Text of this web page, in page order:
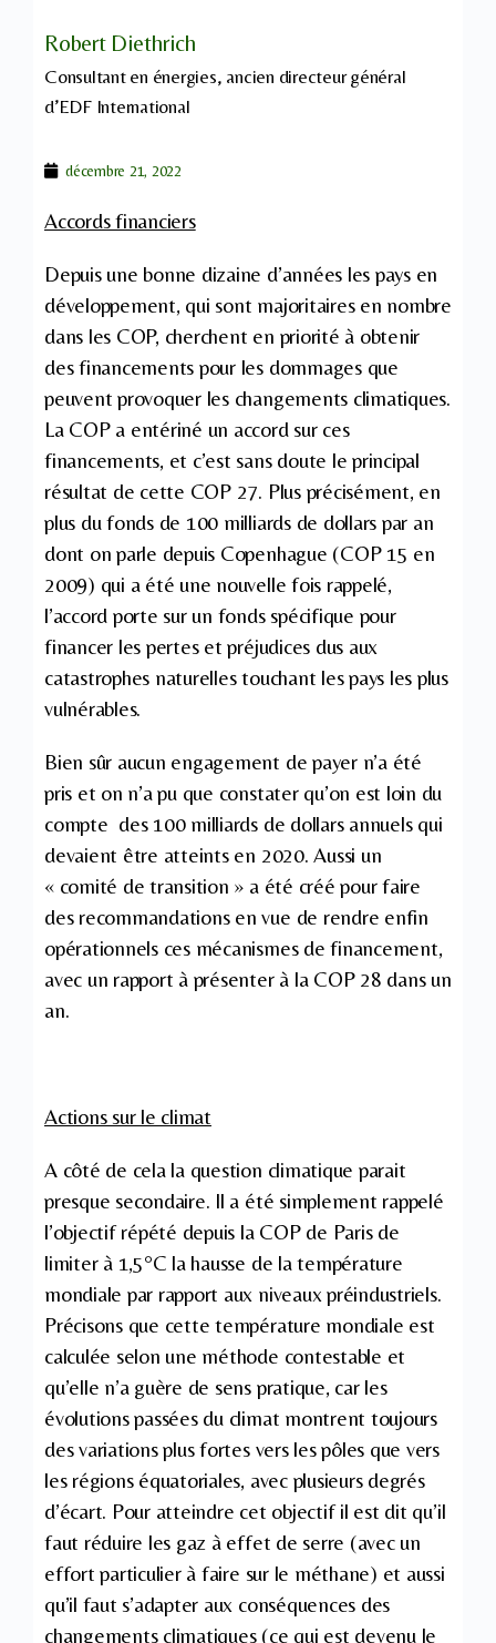
Robert Diethrich
Consultant en énergies, ancien directeur général
d’EDF International
décembre 21, 2022
Accords financiers
Depuis une bonne dizaine d’années les pays en
développement, qui sont majoritaires en nombre
dans les COP, cherchent en priorité à obtenir
des financements pour les dommages que
peuvent provoquer les changements climatiques.
La COP a entériné un accord sur ces
financements, et c’est sans doute le principal
résultat de cette COP 27. Plus précisément, en
plus du fonds de 100 milliards de dollars par an
dont on parle depuis Copenhague (COP 15 en
2009) qui a été une nouvelle fois rappelé,
l’accord porte sur un fonds spécifique pour
financer les pertes et préjudices dus aux
catastrophes naturelles touchant les pays les plus
vulnérables.
Bien sûr aucun engagement de payer n’a été
pris et on n’a pu que constater qu’on est loin du
compte des 100 milliards de dollars annuels qui
devaient être atteints en 2020. Aussi un
« comité de transition » a été créé pour faire
des recommandations en vue de rendre enfin
opérationnels ces mécanismes de financement,
avec un rapport à présenter à la COP 28 dans un
an.
Actions sur le climat
A côté de cela la question climatique parait
presque secondaire. Il a été simplement rappelé
l’objectif répété depuis la COP de Paris de
limiter à 1,5°C la hausse de la température
mondiale par rapport aux niveaux préindustriels.
Précisons que cette température mondiale est
calculée selon une méthode contestable et
qu’elle n’a guère de sens pratique, car les
évolutions passées du climat montrent toujours
des variations plus fortes vers les pôles que vers
les régions équatoriales, avec plusieurs degrés
d’écart. Pour atteindre cet objectif il est dit qu’il
faut réduire les gaz à effet de serre (avec un
effort particulier à faire sur le méthane) et aussi
qu’il faut s’adapter aux conséquences des
changements climatiques (ce qui est devenu le